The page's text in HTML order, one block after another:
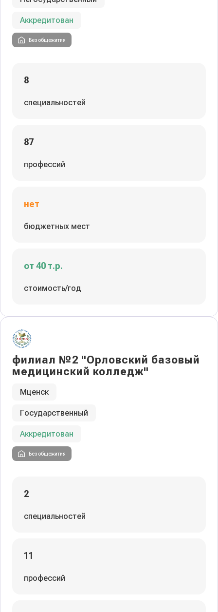
Аккредитован
Без общежития
8
специальностей
87
профессий
нет
бюджетных мест
от 40 т.р.
стоимость/год
филиал №2 "Орловский базовый
медицинский колледж"
Мценск
Государственный
Аккредитован
Без общежития
2
специальностей
11
профессий